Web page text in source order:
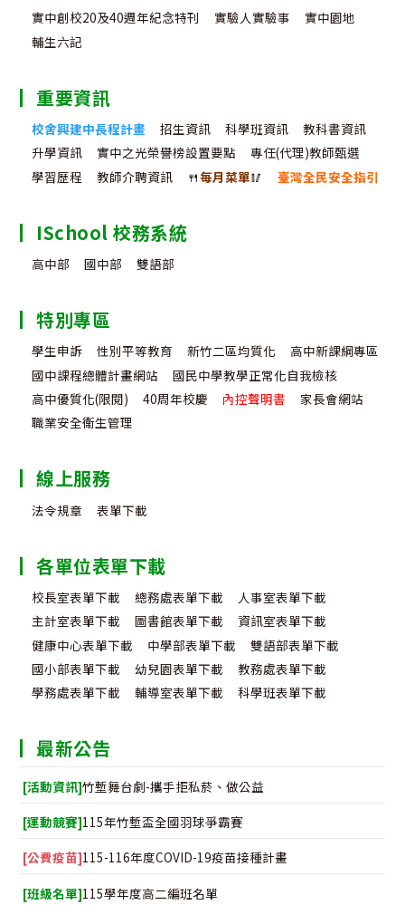
實中創校20及40週年紀念特刊 實驗人實驗事
實中園地
輔生六記
重要資訊
校舍興建中長程計畫 招生資訊 科學班資訊
教科書資訊
升學資訊
實中之光榮譽榜設置要點
專任(代理)教師甄選
學習歷程
教師介聘資訊 🍴每月菜單🥢 臺灣全民安全指引
ISchool 校務系統
高中部 國中部 雙語部
特別專區
學生申訴 性別平等教育 新竹二區均質化
高中新課綱專區
國中課程總體計畫網站
國民中學教學正常化自我檢核
高中優質化(限閱)
40周年校慶 內控聲明書
家長會網站
職業安全衛生管理
線上服務
法令規章 表單下載
各單位表單下載
校長室表單下載 總務處表單下載
人事室表單下載
主計室表單下載
圖書館表單下載
資訊室表單下載
健康中心表單下載
中學部表單下載
雙語部表單下載
國小部表單下載
幼兒園表單下載
教務處表單下載
學務處表單下載
輔導室表單下載 科學班表單下載
最新公告
[活動資訊]竹塹舞台劇-攜手拒私菸、做公益
[運動競賽]115年竹塹盃全國羽球爭霸賽
[公費疫苗]115-116年度COVID-19疫苗接種計畫
[班級名單]115學年度高二編班名單